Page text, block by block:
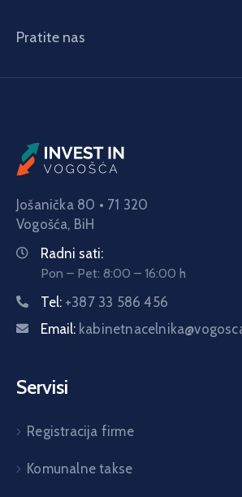
Pratite nas
Jošanička 80 • 71 320
Vogošća, BiH
Radni sati:
Pon – Pet: 8:00 – 16:00 h
Tel: +387 33 586 456
Email:
Servisi
Registracija firme
Komunalne takse